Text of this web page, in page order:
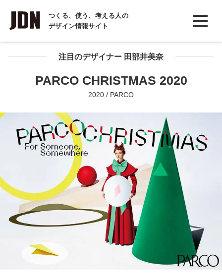
つくる、使う、考える人の
デザイン情報サイト
INTERVIEW
インタビュー
REPORT注目のデザイナー 田部井美奈
PARCO CHRISTMAS 2020
2020 / PARCO